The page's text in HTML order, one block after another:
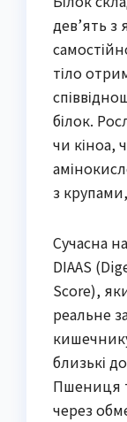
дев’ять з
тіло
білок.
чи кіноа,
з
Сучасна
DIAAS
Score),
реальне
близькі
Пшениця
через